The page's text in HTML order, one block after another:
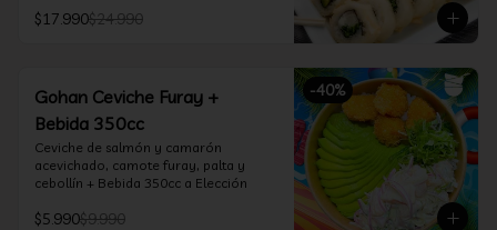
Tempura
Queso Crema y Cebollín, frito en
tempura
*Incluye 2 palitos, 2 soya 30ml, 1 salsa
teriyaki 30ml
$17.990$24.990
-40%
Gohan Ceviche Furay +
Bebida 350cc
Ceviche de salmón y camarón
acevichado, camote furay, palta y
cebollín + Bebida 350cc a Elección
$5.990$9.990